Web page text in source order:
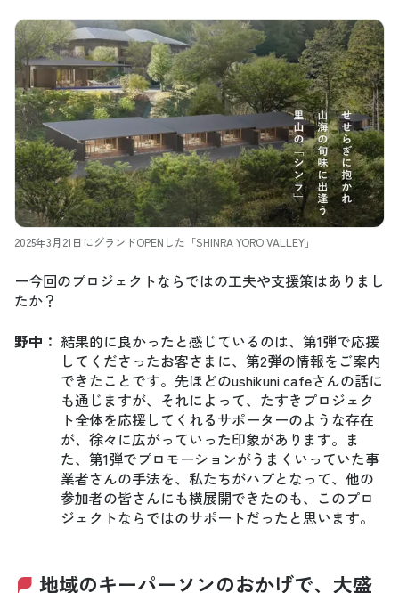
2025年3月21日にグランドOPENした「SHINRA YORO VALLEY」
ー今回のプロジェクトならではの工夫や支援策はありまし
たか？
野中 ： 結果的に良かったと感じているのは、第1弾で応援
してくださったお客さまに、第2弾の情報をご案内
できたことです。先ほどのushikuni cafeさんの話に
も通じますが、それによって、たすきプロジェク
ト全体を応援してくれるサポーターのような存在
が、徐々に広がっていった印象があります。ま
た、第1弾でプロモーションがうまくいっていた事
業者さんの手法を、私たちがハブとなって、他の
参加者の皆さんにも横展開できたのも、このプロ
ジェクトならではのサポートだったと思います。
地域のキーパーソンのおかげで、大盛